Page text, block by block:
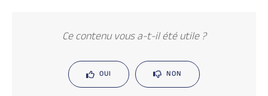
Ce contenu vous a-t-il été utile ?
OUI NON